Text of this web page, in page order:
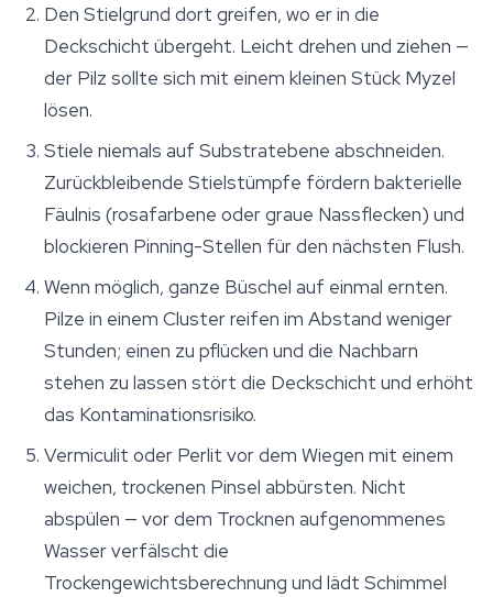
Den Stielgrund dort greifen, wo er in die
Deckschicht übergeht. Leicht drehen und ziehen —
der Pilz sollte sich mit einem kleinen Stück Myzel
lösen.
Stiele niemals auf Substratebene abschneiden.
Zurückbleibende Stielstümpfe fördern bakterielle
Fäulnis (rosafarbene oder graue Nassflecken) und
blockieren Pinning-Stellen für den nächsten Flush.
Wenn möglich, ganze Büschel auf einmal ernten.
Pilze in einem Cluster reifen im Abstand weniger
Stunden; einen zu pflücken und die Nachbarn
stehen zu lassen stört die Deckschicht und erhöht
das Kontaminationsrisiko.
Vermiculit oder Perlit vor dem Wiegen mit einem
weichen, trockenen Pinsel abbürsten. Nicht
abspülen — vor dem Trocknen aufgenommenes
Wasser verfälscht die
Trockengewichtsberechnung und lädt Schimmel